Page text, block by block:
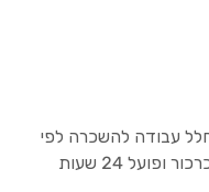
עבודה להשכרה לפי